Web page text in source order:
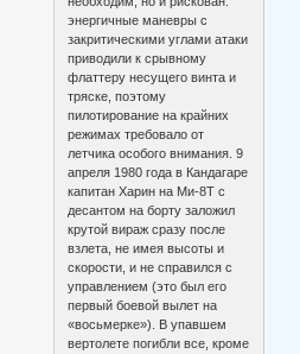
энергичные маневры с
закритическими углами атаки
приводили к срывному
флаттеру несущего винта и
тряске, поэтому
пилотирование на крайних
режимах требовало от
летчика особого внимания. 9
апреля 1980 года в Кандагаре
капитан Харин на Ми-8Т с
десантом на борту заложил
крутой вираж сразу после
взлета, не имея высоты и
скорости, и не справился с
управлением (это был его
первый боевой вылет на
«восьмерке»). В упавшем
вертолете погибли все, кроме